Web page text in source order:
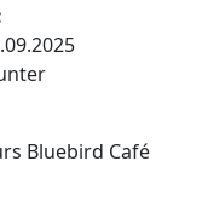
Bluebird Café